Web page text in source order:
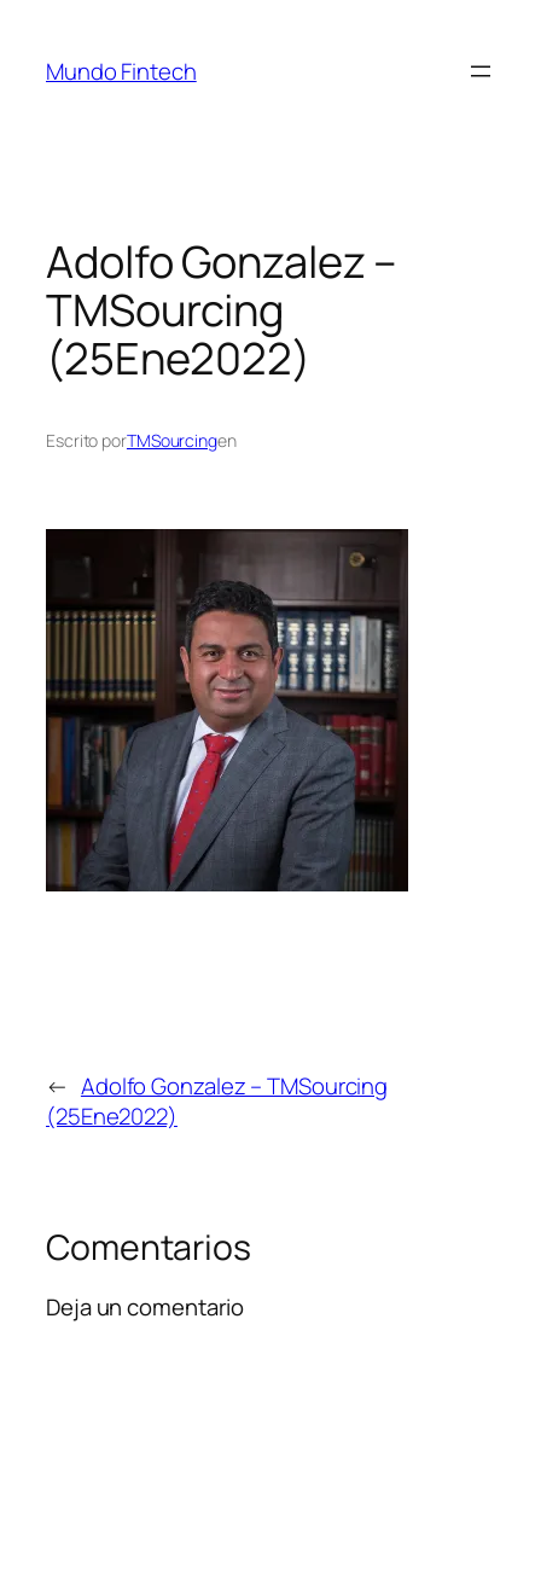
Mundo Fintech
Adolfo Gonzalez –
TMSourcing
(25Ene2022)
Escrito porTMSourcingen
← Adolfo Gonzalez – TMSourcing
(25Ene2022)
Comentarios
Deja un comentario